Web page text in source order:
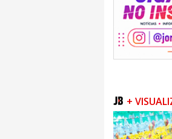
Ao longo da
irregularmente
dos recursos
da
retirada de
contagem
climáticas e
a resiliência da
+